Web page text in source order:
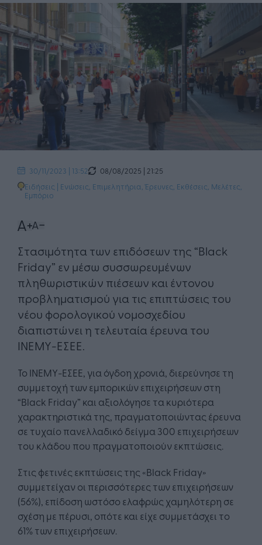
30/11/2023 | 13:52
08/08/2025 | 21:25
Ειδήσεις | Ενώσεις, Επιμελητήρια ,Έρευνες, Εκθέσεις, Μελέτες
Εμπόριο
Στασιμότητα των επιδόσεων της “Black
Friday” εν μέσω συσσωρευμένων
πληθωριστικών πιέσεων και έντονου
προβληματισμού για τις επιπτώσεις του
νέου φορολογικού νομοσχεδίου
διαπιστώνει η τελευταία έρευνα του
ΙΝΕΜΥ-ΕΣΕΕ.
Το ΙΝΕΜΥ-ΕΣΕΕ, για όγδοη χρονιά, διερεύνησε τη
συμμετοχή των εμπορικών επιχειρήσεων στη
“Black Friday” και αξιολόγησε τα κυριότερα
χαρακτηριστικά της, πραγματοποιώντας έρευνα
σε τυχαίο πανελλαδικό δείγμα 300 επιχειρήσεων
του κλάδου που πραγματοποιούν εκπτώσεις.
Στις φετινές εκπτώσεις της «Black Friday»
συμμετείχαν οι περισσότερες των επιχειρήσεων
(56%), επίδοση ωστόσο ελαφρώς χαμηλότερη σε
σχέση με πέρυσι, οπότε και είχε συμμετάσχει το
61% των επιχειρήσεων.